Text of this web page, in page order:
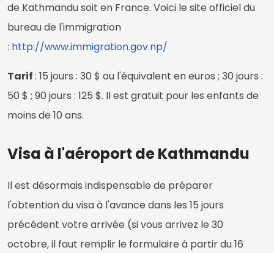
de Kathmandu soit en France. Voici le site officiel du
bureau de l'immigration
: http://www.immigration.gov.np/
Tarif: 15 jours : 30 $ ou l'équivalent en euros ; 30 jours :
50 $ ; 90 jours : 125 $. Il est gratuit pour les enfants de
moins de 10 ans.
Visa à l'aéroport de Kathmandu
Il est désormais indispensable de préparer
l'obtention du visa à l'avance dans les 15 jours
précédent votre arrivée (si vous arrivez le 30
octobre, il faut remplir le formulaire à partir du 16